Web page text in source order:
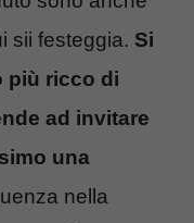
sii festeggia. Si
più ricco di
ad invitare
una
nella